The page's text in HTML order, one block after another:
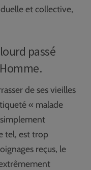
et collective,
passé
de ses vieilles
« malade
tel, est trop
reçus, le